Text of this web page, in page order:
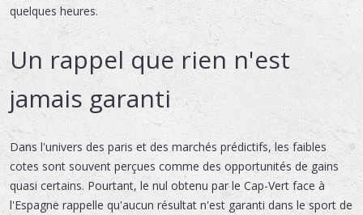
quelques heures.
Un rappel que rien n'est
jamais garanti
Dans l'univers des paris et des marchés prédictifs, les faibles
cotes sont souvent perçues comme des opportunités de gains
quasi certains. Pourtant, le nul obtenu par le Cap-Vert face à
l'Espagne rappelle qu'aucun résultat n'est garanti dans le sport de